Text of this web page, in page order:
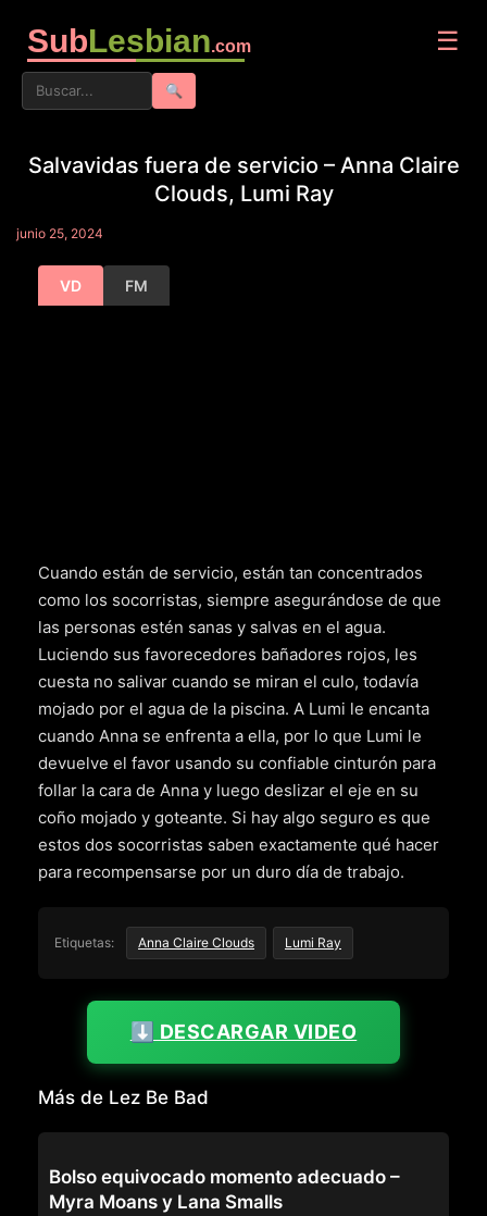
SubLesbian.com ☰
🔍
Salvavidas fuera de servicio – Anna Claire
Clouds, Lumi Ray
junio 25, 2024
VD FM
Cuando están de servicio, están tan concentrados
como los socorristas, siempre asegurándose de que
las personas estén sanas y salvas en el agua.
Luciendo sus favorecedores bañadores rojos, les
cuesta no salivar cuando se miran el culo, todavía
mojado por el agua de la piscina. A Lumi le encanta
cuando Anna se enfrenta a ella, por lo que Lumi le
devuelve el favor usando su confiable cinturón para
follar la cara de Anna y luego deslizar el eje en su
coño mojado y goteante. Si hay algo seguro es que
estos dos socorristas saben exactamente qué hacer
para recompensarse por un duro día de trabajo.
Etiquetas: Anna Claire Clouds Lumi Ray
⬇️ DESCARGAR VIDEO
Más de Lez Be Bad
Bolso equivocado momento adecuado –
Myra Moans y Lana Smalls